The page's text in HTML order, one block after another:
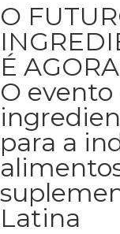
O
É AGORA
O
para a
Latina